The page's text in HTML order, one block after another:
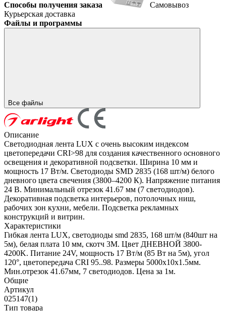
Способы получения заказа
Самовывоз
Курьерская доставка
Файлы и программы
Все файлы
Описание
Светодиодная лента LUX с очень высоким индексом
цветопередачи CRI>98 для создания качественного основного
освещения и декоративной подсветки. Ширина 10 мм и
мощность 17 Вт/м. Светодиоды SMD 2835 (168 шт/м) белого
дневного цвета свечения (3800–4200 К). Напряжение питания
24 В. Минимальный отрезок 41.67 мм (7 светодиодов).
Декоративная подсветка интерьеров, потолочных ниш,
рабочих зон кухни, мебели. Подсветка рекламных
конструкций и витрин.
Характеристики
Гибкая лента LUX, светодиоды smd 2835, 168 шт/м (840шт на
5м), белая плата 10 мм, скотч 3М. Цвет ДНЕВНОЙ 3800-
4200K. Питание 24V, мощность 17 Вт/м (85 Вт на 5м), угол
120°, цветопередача CRI 95..98. Размеры 5000х10x1.5мм.
Мин.отрезок 41.67мм, 7 светодиодов. Цена за 1м.
Общие
Артикул
025147(1)
Тип товара